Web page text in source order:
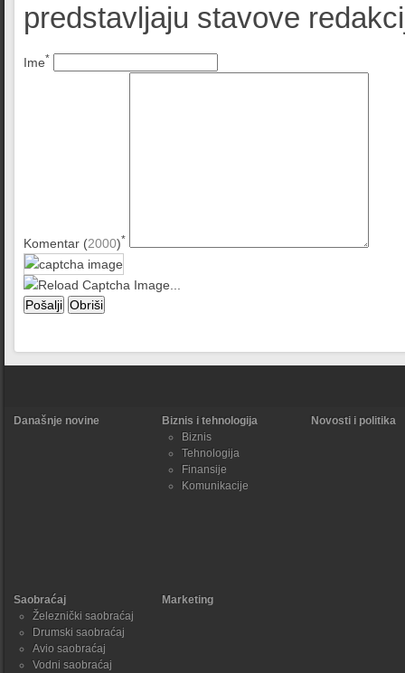
predstavljaju stavove
Ime*
Komentar (2000)*
Današnje novine
Biznis i tehnologija
Biznis
Tehnologija
Finansije
Komunikacije
Novosti i politika
Saobraćaj
Železnički saobraćaj
Drumski saobraćaj
Avio saobraćaj
Vodni saobraćaj
Marketing